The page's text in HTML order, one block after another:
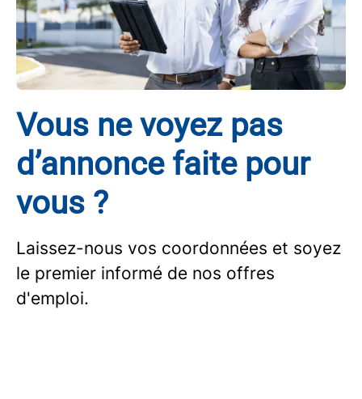
Vous ne voyez pas
d’annonce faite pour
vous ?
Laissez-nous vos coordonnées et soyez
le premier informé de nos offres
d'emploi.